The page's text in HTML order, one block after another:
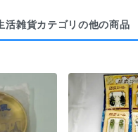
活雑貨カテゴリの他の商品